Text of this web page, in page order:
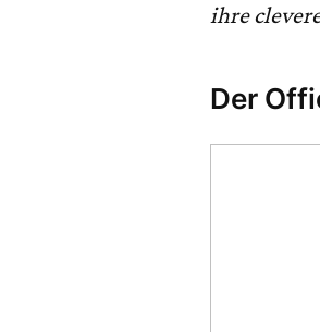
ihre
Der